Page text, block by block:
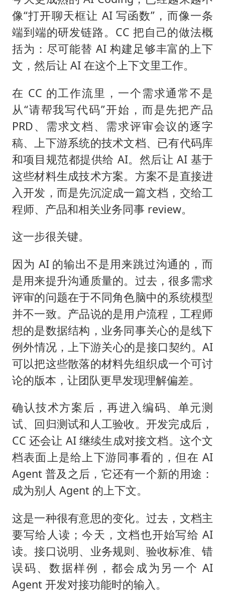
像“打开聊天框让 AI 写函数”，而像一条
端到端的研发链路。CC 把自己的做法概
括为：尽可能替 AI 构建足够丰富的上下
文，然后让 AI 在这个上下文里工作。
在 CC 的工作流里，一个需求通常不是
从“请帮我写代码”开始，而是先把产品
PRD、需求文档、需求评审会议的逐字
稿、上下游系统的技术文档、已有代码库
和项目规范都提供给 AI。然后让 AI 基于
这些材料生成技术方案。方案不是直接进
入开发，而是先沉淀成一篇文档，交给工
程师、产品和相关业务同事 review。
这一步很关键。
因为 AI 的输出不是用来跳过沟通的，而
是用来提升沟通质量的。过去，很多需求
评审的问题在于不同角色脑中的系统模型
并不一致。产品说的是用户流程，工程师
想的是数据结构，业务同事关心的是线下
例外情况，上下游关心的是接口契约。AI
可以把这些散落的材料先组织成一个可讨
论的版本，让团队更早发现理解偏差。
确认技术方案后，再进入编码、单元测
试、回归测试和人工验收。开发完成后，
CC 还会让 AI 继续生成对接文档。这个文
档表面上是给上下游同事看的，但在 AI
Agent 普及之后，它还有一个新的用途：
成为别人 Agent 的上下文。
这是一种很有意思的变化。过去，文档主
要写给人读；今天，文档也开始写给 AI
读。接口说明、业务规则、验收标准、错
误码、数据样例，都会成为另一个 AI
Agent 开发对接功能时的输入。